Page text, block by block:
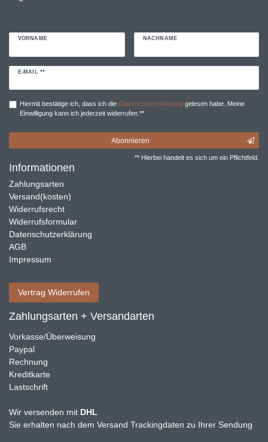
VORNAME NACHNAME
E-MAIL **
Newsletter
Hiermit bestätige ich, dass ich die Daten­schutz­erklärunggelesen habe. Meine
Einwilligung kann ich jederzeit widerrufen.**
Abonnieren
** Hierbei handelt es sich um ein Pflichtfeld.
Informationen
Zahlungsarten
Versand(kosten)
Widerrufsrecht
Widerrufsformular
Datenschutzerklärung
AGB
Impressum
Vertrag Widerrufen
Zahlungsarten + Versandarten
Vorkasse/Überweisung
Paypal
Rechnung
Kreditkarte
Lastschrift
Wir versenden mit DHL
Sie erhalten nach dem Versand Trackingdaten zu Ihrer Sendung